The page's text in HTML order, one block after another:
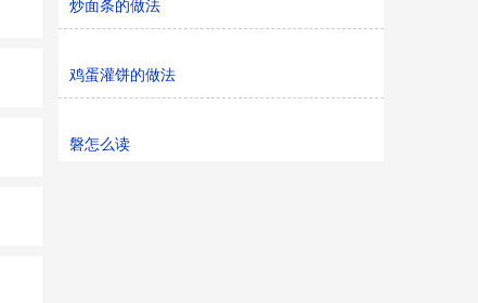
炒面条的做法
鸡蛋灌饼的做法
磐怎么读